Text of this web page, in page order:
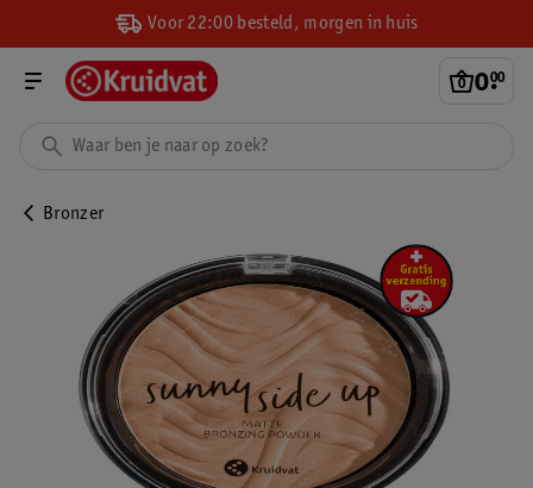
Voor 22:00 besteld, morgen in huis
0.
00
Bronzer